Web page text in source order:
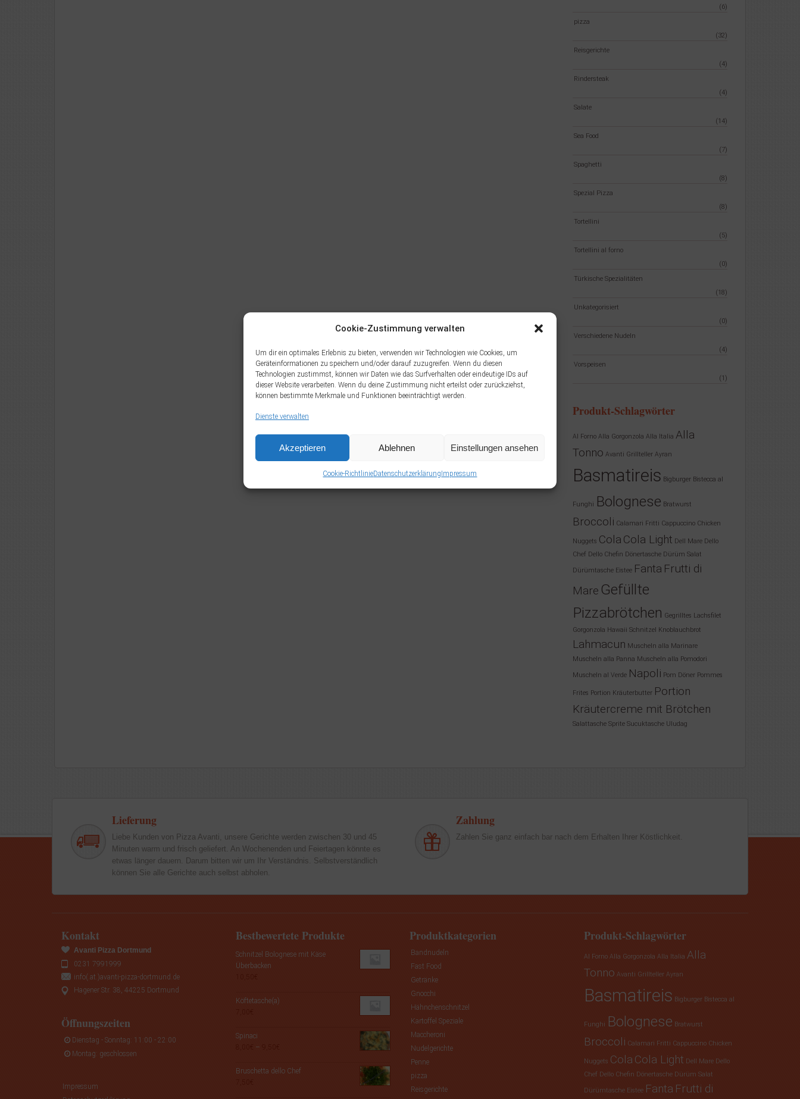
Cookie-Zustimmung verwalten
Um dir ein optimales Erlebnis zu bieten, verwenden wir Technologien wie Cookies, um
Geräteinformationen zu speichern und/oder darauf zuzugreifen. Wenn du diesen
Technologien zustimmst, können wir Daten wie das Surfverhalten oder eindeutige IDs auf
dieser Website verarbeiten. Wenn du deine Zustimmung nicht erteilst oder zurückziehst,
können bestimmte Merkmale und Funktionen beeinträchtigt werden.
Dienste verwalten
Akzeptieren Ablehnen Einstellungen ansehen
Cookie-RichtlinieDatenschutzerklärung Impressum
(6)
pizza
(32)
Reisgerichte
(4)
Rindersteak
(4)
Salate
(14)
Sea Food
(7)
Spaghetti
(8)
Spezial Pizza
(8)
Tortellini
(5)
Tortellini al forno
(0)
Türkische Spezialitäten
(18)
Unkategorisiert
(0)
Verschiedene Nudeln
(4)
Vorspeisen
(1)
Produkt-Schlagwörter
Al Forno Alla Gorgonzola Alla Italia Alla
Tonno Avanti Grillteller Ayran
Basmatireis Bigburger Bistecca al
Funghi Bolognese Bratwurst
Broccoli Calamari Fritti Cappuccino Chicken
Nuggets Cola Cola Light Dell Mare Dello
Chef Dello Chefin Dönertasche Dürüm Salat
Dürümtasche Eistee Fanta Frutti di
Mare Gefüllte
Pizzabrötchen Gegrilltes Lachsfilet
Gorgonzola Hawaii Schnitzel Knoblauchbrot
Lahmacun Muscheln alla Marinare
Muscheln alla Panna Muscheln alla Pomodori
Muscheln al Verde Napoli Pom Döner Pommes
Frites Portion Kräuterbutter Portion
Kräutercreme mit Brötchen
Salattasche Sprite Sucuktasche Uludag
Lieferung
Liebe Kunden von Pizza Avanti, unsere Gerichte werden zwischen 30 und 45
Minuten warm und frisch geliefert. An Wochenenden und Feiertagen könnte es
etwas länger dauern. Darum bitten wir um Ihr Verständnis. Selbstverständlich
können Sie alle Gerichte auch selbst abholen.
Zahlung
Zahlen Sie ganz einfach bar nach dem Erhalten Ihrer Köstlichkeit.
Kontakt
Avanti Pizza Dortmund
0231 7991999
info(.at.)avanti-pizza-dortmund.de
Hagener Str. 38, 44225 Dortmund
Öffnungszeiten
Dienstag - Sonntag: 11:00 - 22:00
Montag: geschlossen
Impressum
Bestbewertete Produkte
Schnitzel Bolognese mit Käse
Überbacken
Köftetasche(a)
Spinaci
–
bis
Bruschetta dello Chef
Produktkategorien
Bandnudeln
Fast Food
Getränke
Gnocchi
Hähnchenschnitzel
Kartoffel Speziale
Maccheroni
Nudelgerichte
Penne
pizza
Reisgerichte
Produkt-Schlagwörter
Al Forno Alla Gorgonzola Alla Italia Alla
Tonno Avanti Grillteller Ayran
Basmatireis Bigburger Bistecca al
Funghi Bolognese Bratwurst
Broccoli Calamari Fritti Cappuccino Chicken
Nuggets Cola Cola Light Dell Mare Dello
Chef Dello Chefin Dönertasche Dürüm Salat
Dürümtasche Eistee Fanta Frutti di